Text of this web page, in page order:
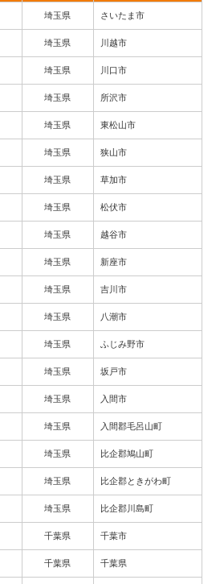
埼玉県 さいたま市
埼玉県 川越市
埼玉県 川口市
埼玉県 所沢市
埼玉県 東松山市
埼玉県 狭山市
埼玉県 草加市
埼玉県 松伏市
埼玉県 越谷市
埼玉県 新座市
埼玉県 吉川市
埼玉県 八潮市
埼玉県 ふじみ野市
埼玉県 坂戸市
埼玉県 入間市
埼玉県 入間郡毛呂山町
埼玉県 比企郡鳩山町
埼玉県 比企郡ときがわ町
埼玉県 比企郡川島町
千葉県 千葉市
千葉県 千葉県